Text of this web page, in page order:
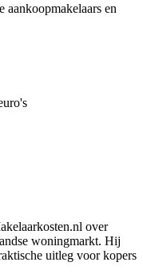
aankoopmakelaars en
over
woningmarkt. Hij
uitleg voor kopers